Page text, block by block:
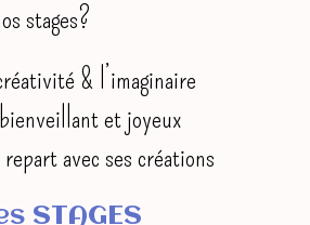
stages?
& l’imaginaire
et joyeux
avec ses créations
STAGES